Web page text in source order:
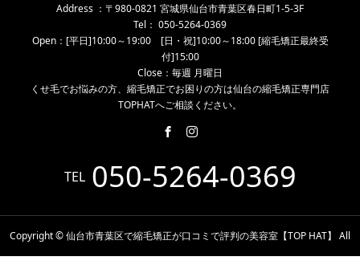
Address ：〒980-0821 宮城県仙台市青葉区春日町1-5-3F
Tel： 050-5264-0369
Open：[平日]10:00～19:00 [日・祝]10:00～18:00 [縮毛矯正最終受
付]15:00
Close：毎週 月曜日
くせ毛でお悩みの方、縮毛矯正でお困りの方は仙台の縮毛矯正専門店
TOPHATへご相談ください。
TEL 050-5264-0369
Copyright © 仙台市青葉区で縮毛矯正が口コミで評判の美容室【TOP HAT】 All